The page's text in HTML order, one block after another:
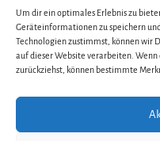
Um dir ein optimales Erlebnis zu
Geräteinformationen zu speichern
Technologien zustimmst, können wir
auf dieser Website verarbeiten.
zurückziehst, können bestimmte
Sidebar
Impressum
Datenschutzerklärung